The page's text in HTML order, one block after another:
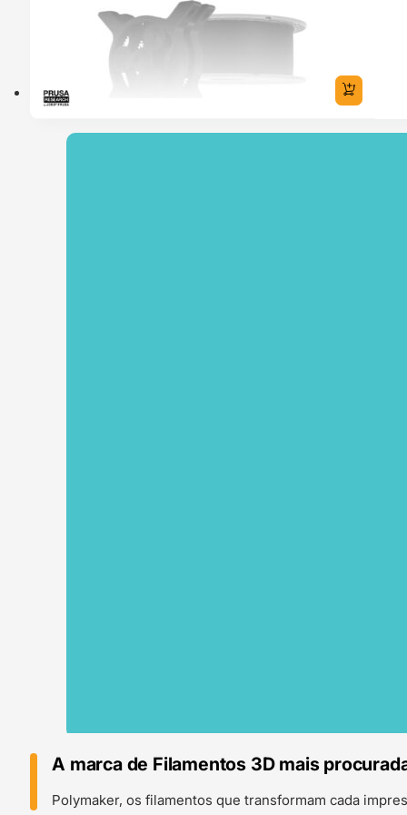
A marca de Filamentos 3D mais
Polymaker, os filamentos que transformam cada